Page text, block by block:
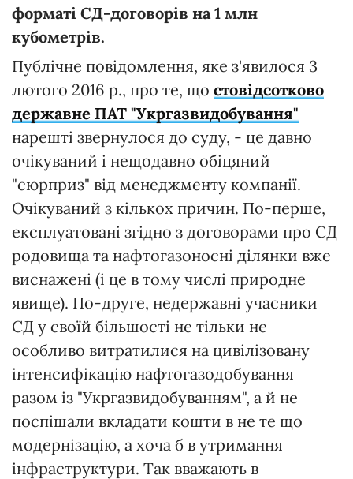
форматі СД-договорів на 1 млн
кубометрів.
Публічне повідомлення, яке з'явилося 3
лютого 2016 р., про те, що стовідсотково
державне ПАТ "Укргазвидобування"
нарешті звернулося до суду, - це давно
очікуваний і нещодавно обіцяний
"сюрприз" від менеджменту компанії.
Очікуваний з кількох причин. По-перше,
експлуатовані згідно з договорами про СД
родовища та нафтогазоносні ділянки вже
виснажені (і це в тому числі природне
явище). По-друге, недержавні учасники
СД у своїй більшості не тільки не
особливо витратилися на цивілізовану
інтенсифікацію нафтогазодобування
разом із "Укргазвидобуванням", а й не
поспішали вкладати кошти в не те що
модернізацію, а хоча б в утримання
інфраструктури. Так вважають в